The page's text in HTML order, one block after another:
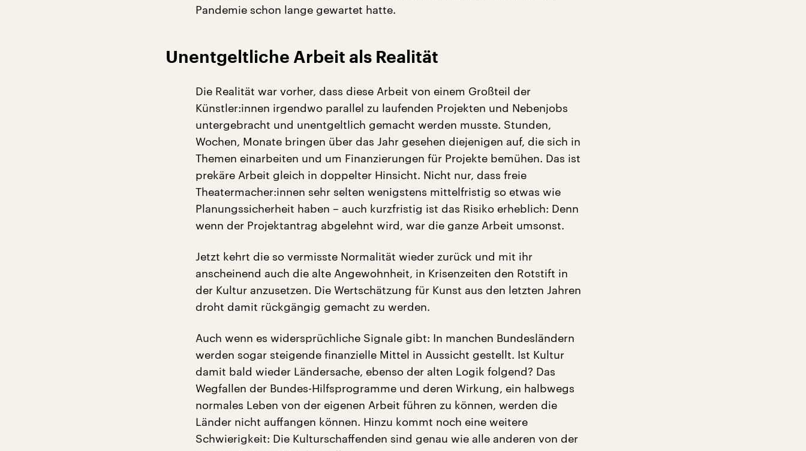
Pandemie schon lange gewartet hatte.
Unentgeltliche Arbeit als Realität
Die Realität war vorher, dass diese Arbeit von einem Großteil der
Künstler:innen irgendwo parallel zu laufenden Projekten und Nebenjobs
untergebracht und unentgeltlich gemacht werden musste. Stunden,
Wochen, Monate bringen über das Jahr gesehen diejenigen auf, die sich in
Themen einarbeiten und um Finanzierungen für Projekte bemühen. Das ist
prekäre Arbeit gleich in doppelter Hinsicht. Nicht nur, dass freie
Theatermacher:innen sehr selten wenigstens mittelfristig so etwas wie
Planungssicherheit haben – auch kurzfristig ist das Risiko erheblich: Denn
wenn der Projektantrag abgelehnt wird, war die ganze Arbeit umsonst.
Jetzt kehrt die so vermisste Normalität wieder zurück und mit ihr
anscheinend auch die alte Angewohnheit, in Krisenzeiten den Rotstift in
der Kultur anzusetzen. Die Wertschätzung für Kunst aus den letzten Jahren
droht damit rückgängig gemacht zu werden.
Auch wenn es widersprüchliche Signale gibt: In manchen Bundesländern
werden sogar steigende finanzielle Mittel in Aussicht gestellt. Ist Kultur
damit bald wieder Ländersache, ebenso der alten Logik folgend? Das
Wegfallen der Bundes-Hilfsprogramme und deren Wirkung, ein halbwegs
normales Leben von der eigenen Arbeit führen zu können, werden die
Länder nicht auffangen können. Hinzu kommt noch eine weitere
Schwierigkeit: Die Kulturschaffenden sind genau wie alle anderen von der